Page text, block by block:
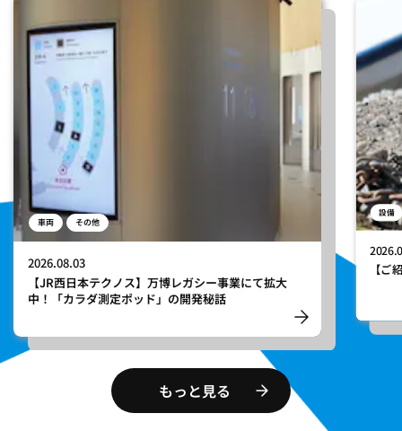
車両 その他
2026.08.03
【JR西日本テクノス】万博レガシー事業にて拡大
中！「カラダ測定ポッド」の開発秘話
設備
【ご
もっと見る